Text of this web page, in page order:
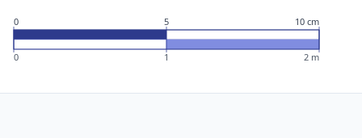
0
0
5
1
10 cm
2 m